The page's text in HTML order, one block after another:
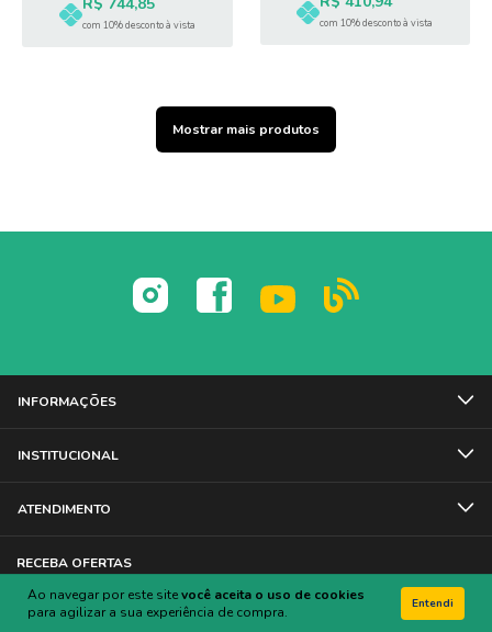
Ao navegar por este sitevocê aceita o uso de cookies
para agilizar a sua experiência de compra.
Entendi
R$ 744,85
com 10% desconto à vista com 10% desconto à vista
Mostrar mais produtos
INFORMAÇÕES
INSTITUCIONAL
ATENDIMENTO
RECEBA OFERTAS